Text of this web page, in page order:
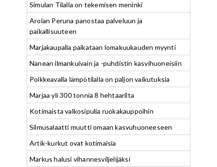
Simulan Tilalla on tekemisen meninki
Arolan Peruna panostaa palveluun ja
paikallisuuteen
Marjakaupalla paikataan lomakuukauden myynti
Nanean ilmankuivain ja -puhdistin kasvihuoneisiin
Poikkeavalla lämpötilalla on paljon vaikutuksia
Marjaa yli 300 tonnia 8 hehtaarilta
Kotimaista valkosipulia ruokakauppoihin
Silmusalaatti muutti omaan kasvuhuoneeseen
Artik-kurkut ovat kotimaisia
Markus halusi vihannesviljelijäksi